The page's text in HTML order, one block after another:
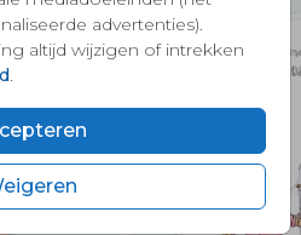
advertenties).
altijd wijzigen of intrekken
.